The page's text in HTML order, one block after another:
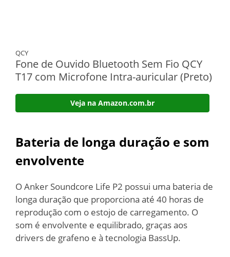
QCY
Fone de Ouvido Bluetooth Sem Fio QCY
T17 com Microfone Intra-auricular (Preto)
Veja na Amazon.com.br
Bateria de longa duração e som
envolvente
O Anker Soundcore Life P2 possui uma bateria de
longa duração que proporciona até 40 horas de
reprodução com o estojo de carregamento. O
som é envolvente e equilibrado, graças aos
drivers de grafeno e à tecnologia BassUp.